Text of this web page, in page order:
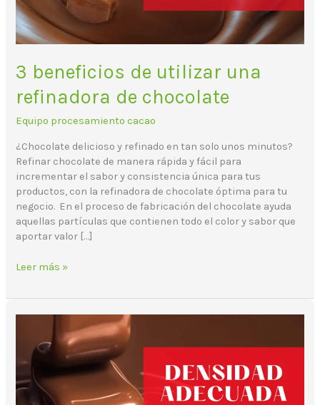
3 beneficios de utilizar una
refinadora de chocolate
Equipo procesamiento cacao
¿Chocolate delicioso y refinado en tan solo unos minutos?
Refinar chocolate de manera rápida y fácil para
incrementar el sabor y consistencia única para tus
productos, con la refinadora de chocolate óptima para tu
negocio. En el proceso de fabricación del chocolate ayuda
aquellas partículas que contienen todo el color y sabor que
aportar valor […]
Leer más »
elementos
agregan
mayor
valor
al